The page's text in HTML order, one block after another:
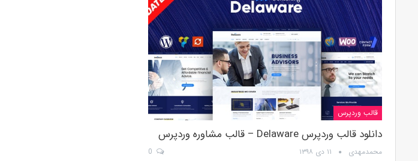
قالب وردپرس
دانلود قالب وردپرس Delaware – قالب مشاوره وردپرس
محمدمهدی ۱۱ دی ۱۳۹۸